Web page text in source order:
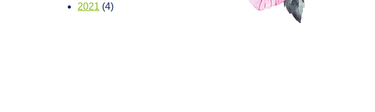
2021 (4)